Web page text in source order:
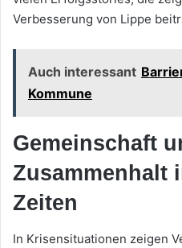
Verbesserung von Lippe
Auch interessant
Kommune
Gemeinschaft
Zusammenhalt
Zeiten
In Krisensituationen zeigen